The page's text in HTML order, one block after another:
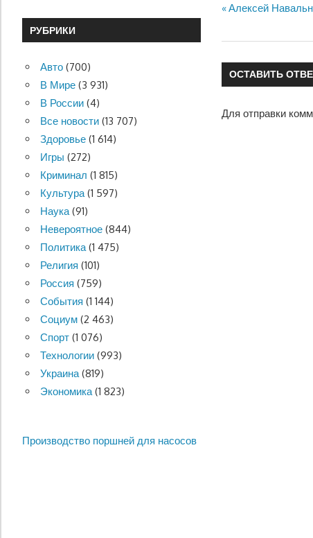
Навигация
по
записям
Предыдущая
Алексей
ОСТАВИТЬ
Для отправки
РУБРИКИ
Авто(700)
В Мире(3 931)
В России(4)
Все новости(13 707)
Здоровье(1 614)
Игры (272)
Криминал (1 815)
Культура(1 597)
Наука(91)
Невероятное(844)
Политика(1 475)
Религия (101)
Россия (759)
События (1 144)
Социум(2 463)
Спорт(1 076)
Технологии(993)
Украина(819)
Экономика(1 823)
Производство поршней для насосов